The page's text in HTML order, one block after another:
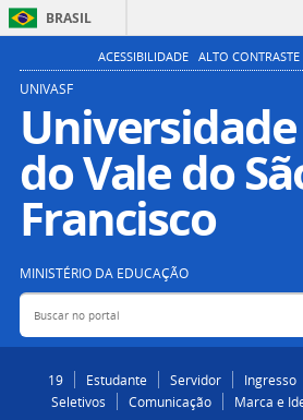
BRASIL
ACESSIBILIDADE ALTO CONTRASTE
UNIVASF
do Vale do
Francisco
MINISTÉRIO DA EDUCAÇÃO
Buscar no portal
19
Estudante Servidor Ingresso
Seletivos
Comunicação Marca e